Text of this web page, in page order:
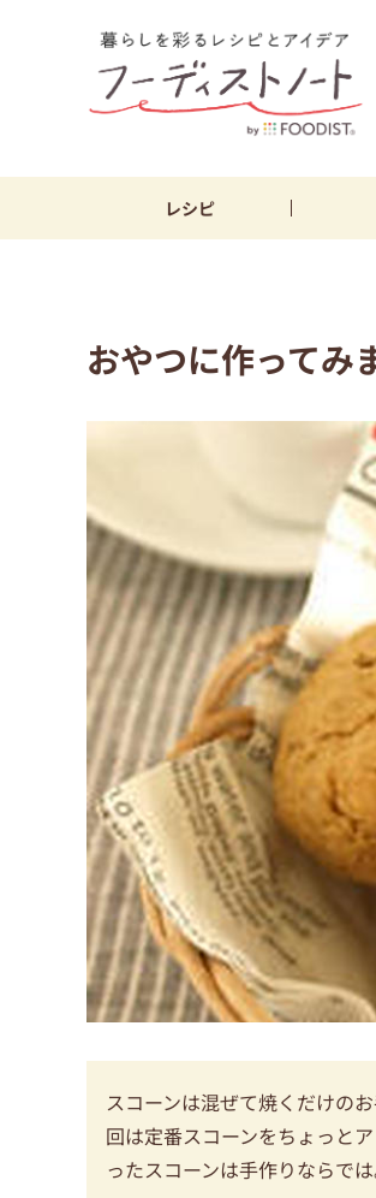
レシピ
おやつに作ってみ
スコーンは混ぜて焼くだけの
回は定番スコーンをちょっと
ったスコーンは手作りならで